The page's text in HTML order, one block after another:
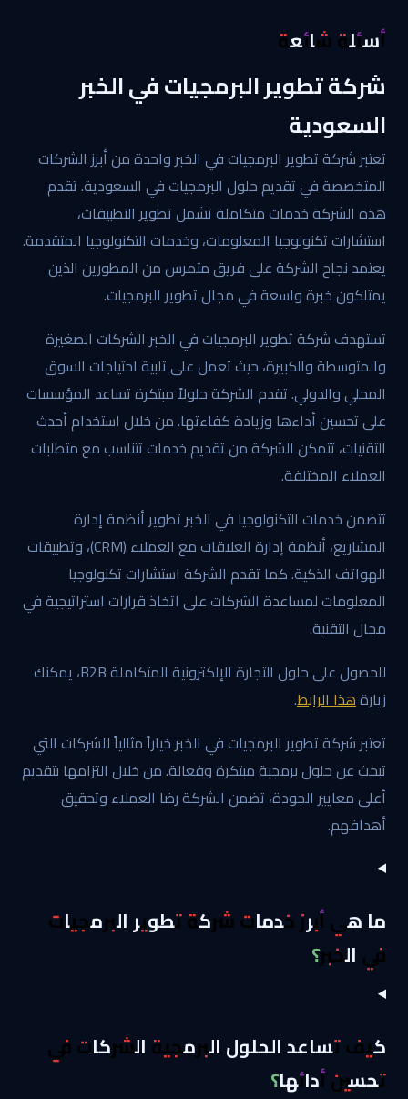
أسئلة شائعة
شركة تطوير البرمجيات في الخبر
السعودية
تعتبر شركة تطوير البرمجيات في الخبر واحدة من أبرز الشركات
المتخصصة في تقديم حلول البرمجيات في السعودية. تقدم
هذه الشركة خدمات متكاملة تشمل تطوير التطبيقات،
استشارات تكنولوجيا المعلومات، وخدمات التكنولوجيا المتقدمة.
يعتمد نجاح الشركة على فريق متمرس من المطورين الذين
يمتلكون خبرة واسعة في مجال تطوير البرمجيات.
تستهدف شركة تطوير البرمجيات في الخبر الشركات الصغيرة
والمتوسطة والكبيرة، حيث تعمل على تلبية احتياجات السوق
المحلي والدولي. تقدم الشركة حلولاً مبتكرة تساعد المؤسسات
على تحسين أداءها وزيادة كفاءتها. من خلال استخدام أحدث
التقنيات، تتمكن الشركة من تقديم خدمات تتناسب مع متطلبات
العملاء المختلفة.
تتضمن خدمات التكنولوجيا في الخبر تطوير أنظمة إدارة
المشاريع، أنظمة إدارة العلاقات مع العملاء (CRM)، وتطبيقات
الهواتف الذكية. كما تقدم الشركة استشارات تكنولوجيا
المعلومات لمساعدة الشركات على اتخاذ قرارات استراتيجية في
مجال التقنية.
للحصول على حلول التجارة الإلكترونية المتكاملة B2B، يمكنك
زيارةهذا الرابط.
تعتبر شركة تطوير البرمجيات في الخبر خياراً مثالياً للشركات التي
تبحث عن حلول برمجية مبتكرة وفعالة. من خلال التزامها بتقديم
أعلى معايير الجودة، تضمن الشركة رضا العملاء وتحقيق
أهدافهم.
ما هي أبرز خدمات شركة تطوير البرمجيات
في الخبر؟
كيف تساعد الحلول البرمجية الشركات في
تحسين أدائها؟